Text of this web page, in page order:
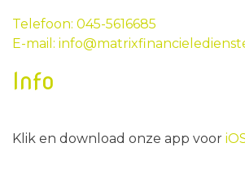
Telefoon: 045-5616685
E-mail:
Info
Klik en download onze app voor